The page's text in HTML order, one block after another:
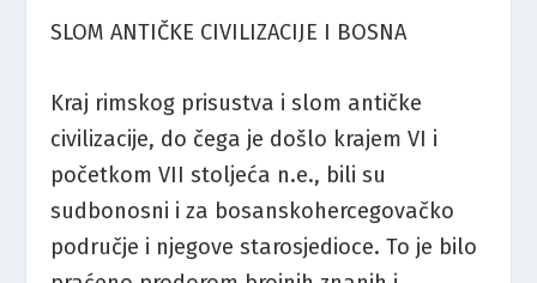
SLOM ANTIČKE CIVILIZACIJE I BOSNA
Kraj rimskog prisustva i slom antičke
civilizacije, do čega je došlo krajem VI i
početkom VII stoljeća n.e., bili su
sudbonosni i za bosanskohercegovačko
područje i njegove starosjedioce. To je bilo